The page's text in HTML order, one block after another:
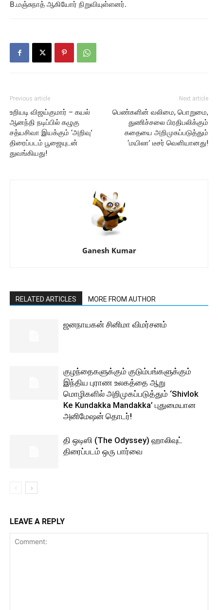
B.மஞ்சுநாத் ஆகியோர் நிறுவியுள்ளனர்.
Previous article
உறியடி விஜய்குமார் – கயல்
ஆனந்தி நடிப்பில் கழுகு
சத்யசிவா இயக்கும் ‘அறிவு’
திரைப்படம் பூஜையுடன்
துவங்கியது!
Next article
பெண்களின் வலிமை, பொறுமை,
துணிச்சலை பிரதிபலிக்கும்
கதையை அறிமுகப்படுத்தும்
‘மயிலா’ டீசர் வெளியானது!
Ganesh Kumar
RELATED ARTICLES MORE FROM AUTHOR
ஜனநாயகன் சினிமா விமர்சனம்
குழந்தைகளுக்கும் குடும்பங்களுக்கும்
இந்திய புராண உலகத்தை ஆறு
மொழிகளில் அறிமுகப்படுத்தும் ‘Shivlok
Ke Kundakka Mandakka’ புதுமையான
அனிமேஷன் தொடர்!
தி ஒடிஸி (The Odyssey) ஹாலிவுட்
திரைப்படம் ஒரு பார்வை
LEAVE A REPLY